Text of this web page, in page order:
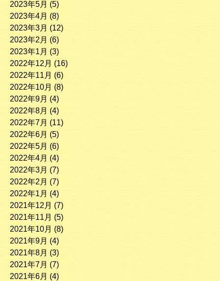
2023年5月 (5)
2023年4月 (8)
2023年3月 (12)
2023年2月 (6)
2023年1月 (3)
2022年12月 (16)
2022年11月 (6)
2022年10月 (8)
2022年9月 (4)
2022年8月 (4)
2022年7月 (11)
2022年6月 (5)
2022年5月 (6)
2022年4月 (4)
2022年3月 (7)
2022年2月 (7)
2022年1月 (4)
2021年12月 (7)
2021年11月 (5)
2021年10月 (8)
2021年9月 (4)
2021年8月 (3)
2021年7月 (7)
2021年6月 (4)